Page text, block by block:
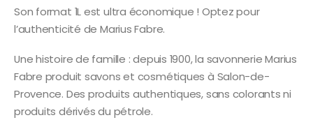
Son format 1L est ultra économique ! Optez pour
l’authenticité de Marius Fabre.
Une histoire de famille : depuis 1900, la savonnerie Marius
Fabre produit savons et cosmétiques à Salon-de-
Provence. Des produits authentiques, sans colorants ni
produits dérivés du pétrole.